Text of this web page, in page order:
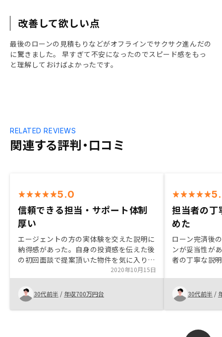
改善して欲しい点
最後のローンの見積もりなどがオフラインでサクサク進んだの
に驚きました。 早すぎて不安になったのでスピード感をもっ
と理解しておけばよかったです。
関連する評判・口コミ
RELATED REVIEWS
5.0
信頼できる担当・サポート体制
厚い
エージェントの方の実体験を交えた説明に
納得感があった。自身の投資感を伝えた後
の初回面談で提案頂いた物件を気に入り、
この担当なら信頼できると感じた。サポー
ト体制も厚く、迷うこと無く契約できた。
紹介可能物件のリストが見れると2件目以
降相談がしやすいと思う。
2020年10月15日
30代前半 / 年収700万円台
担当者の丁
めた
ローン完済後
ンが妥当性が
者の丁寧な説
30代前半 /